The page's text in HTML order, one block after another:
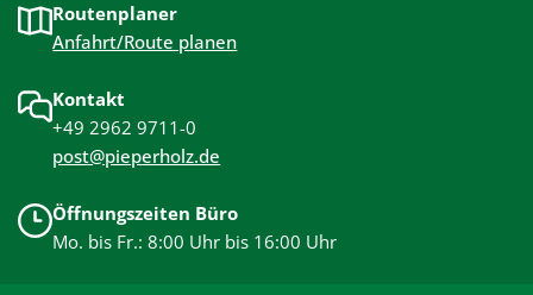
Routenplaner
Anfahrt/Route planen
Kontakt
+49 2962 9711-0
post@pieperholz.de
Öffnungszeiten Büro
Mo. bis Fr.: 8:00 Uhr bis 16:00 Uhr